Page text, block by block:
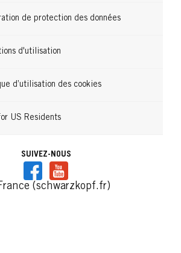
de protection des données
d'utilisation
d’utilisation des cookies
US Residents
SUIVEZ-NOUS
(schwarzkopf.fr)